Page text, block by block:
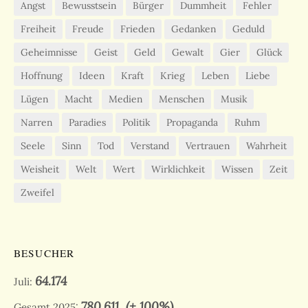
Angst Bewusstsein Bürger Dummheit
Fehler
Freiheit
Freude Frieden Gedanken
Geduld
Geheimnisse
Geist Geld Gewalt Gier
Glück
Hoffnung
Ideen Kraft Krieg Leben
Liebe
Lügen
Macht Medien Menschen
Musik
Narren
Paradies Politik Propaganda
Ruhm
Seele
Sinn Tod Verstand Vertrauen
Wahrheit
Weisheit
Welt Wert Wirklichkeit Wissen
Zeit
Zweifel
BESUCHER
Juli: 64.174